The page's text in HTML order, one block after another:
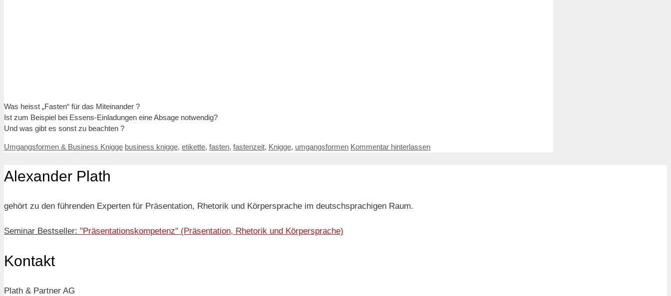
Was heisst „Fasten“ für das Miteinander ?
Ist zum Beispiel bei Essens-Einladungen eine Absage notwendig?
Und was gibt es sonst zu beachten ?
Kategorien
Umgangsformen & Business Knigge Schlagwörter
business knigge, etikette, fasten, fastenzeit, Knigge, umgangsformen Kommentar hinterlassen
Alexander Plath
gehört zu den führenden Experten für Präsentation, Rhetorik und Körpersprache im deutschsprachigen Raum.
Seminar Bestseller: "Präsentationskompetenz" (Präsentation, Rhetorik und Körpersprache)
Kontakt
Plath & Partner AG